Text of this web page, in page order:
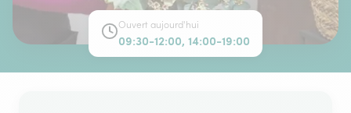
Ouvert aujourd'hui
09:30-12:00, 14:00-19:00